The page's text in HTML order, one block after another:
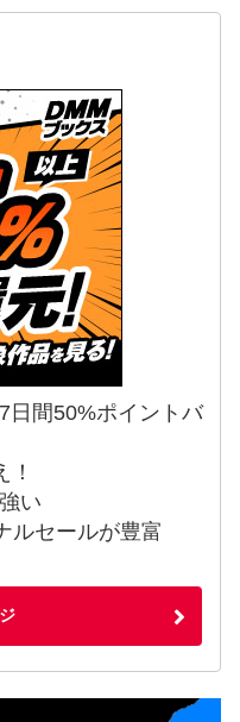
日間50%ポイントバ
い
ルセールが豊富